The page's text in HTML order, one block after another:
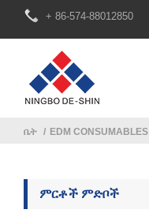
+ 86-574-88012850
ቤት EDM CONSUMABLES
ምርቶች ምድቦች